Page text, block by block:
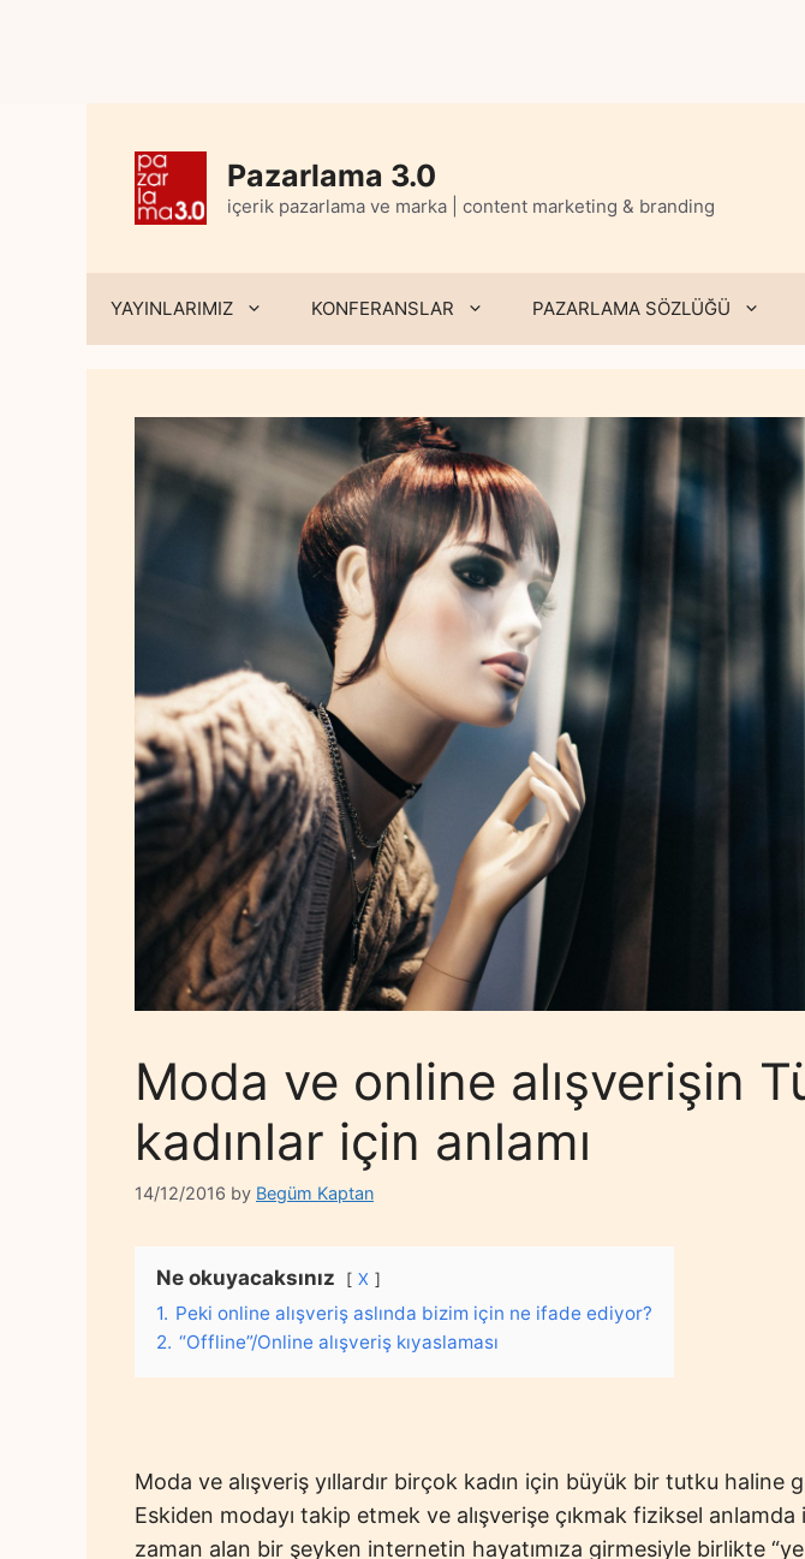
Pazarlama 3.0
içerik pazarlama ve marka | content marketing & branding
YAYINLARIMIZ KONFERANSLAR PAZARLAMA SÖZLÜĞÜ
Moda ve online alışverişin
kadınlar için anlamı
14/12/2016 by Begüm Kaptan
Ne okuyacaksınız X
1. Peki online alışveriş aslında bizim için ne ifade ediyor?
2. “Offline”/Online alışveriş kıyaslaması
Moda ve alışveriş yıllardır birçok kadın için büyük bir tutku haline
Eskiden modayı takip etmek ve alışverişe çıkmak fiziksel anlamda
zaman alan bir şeyken internetin hayatımıza girmesiyle birlikte